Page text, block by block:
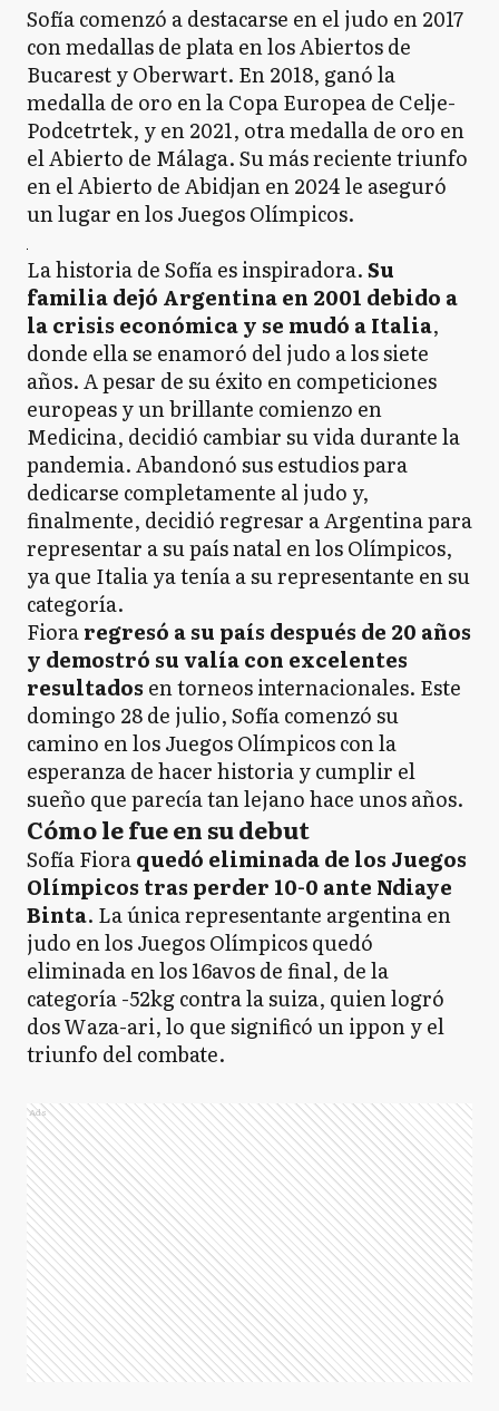
Sofía comenzó a destacarse en el judo en 2017
con medallas de plata en los Abiertos de
Bucarest y Oberwart. En 2018, ganó la
medalla de oro en la Copa Europea de Celje-
Podcetrtek, y en 2021, otra medalla de oro en
el Abierto de Málaga. Su más reciente triunfo
en el Abierto de Abidjan en 2024 le aseguró
un lugar en los Juegos Olímpicos.
La historia de Sofía es inspiradora.Su
familia dejó Argentina en 2001 debido a
la crisis económica y se mudó a Italia,
donde ella se enamoró del judo a los siete
años. A pesar de su éxito en competiciones
europeas y un brillante comienzo en
Medicina, decidió cambiar su vida durante la
pandemia. Abandonó sus estudios para
dedicarse completamente al judo y,
finalmente, decidió regresar a Argentina para
representar a su país natal en los Olímpicos,
ya que Italia ya tenía a su representante en su
categoría.
Fioraregresó a su país después de 20 años
y demostró su valía con excelentes
resultados en torneos internacionales. Este
domingo 28 de julio, Sofía comenzó su
camino en los Juegos Olímpicos con la
esperanza de hacer historia y cumplir el
sueño que parecía tan lejano hace unos años.
Cómo le fue en su debut
Sofía Fioraquedó eliminada de los Juegos
Olímpicos tras perder 10-0 ante Ndiaye
Binta. La única representante argentina en
judo en los Juegos Olímpicos quedó
eliminada en los 16avos de final, de la
categoría -52kg contra la suiza, quien logró
dos Waza-ari, lo que significó un ippon y el
triunfo del combate.
Ads